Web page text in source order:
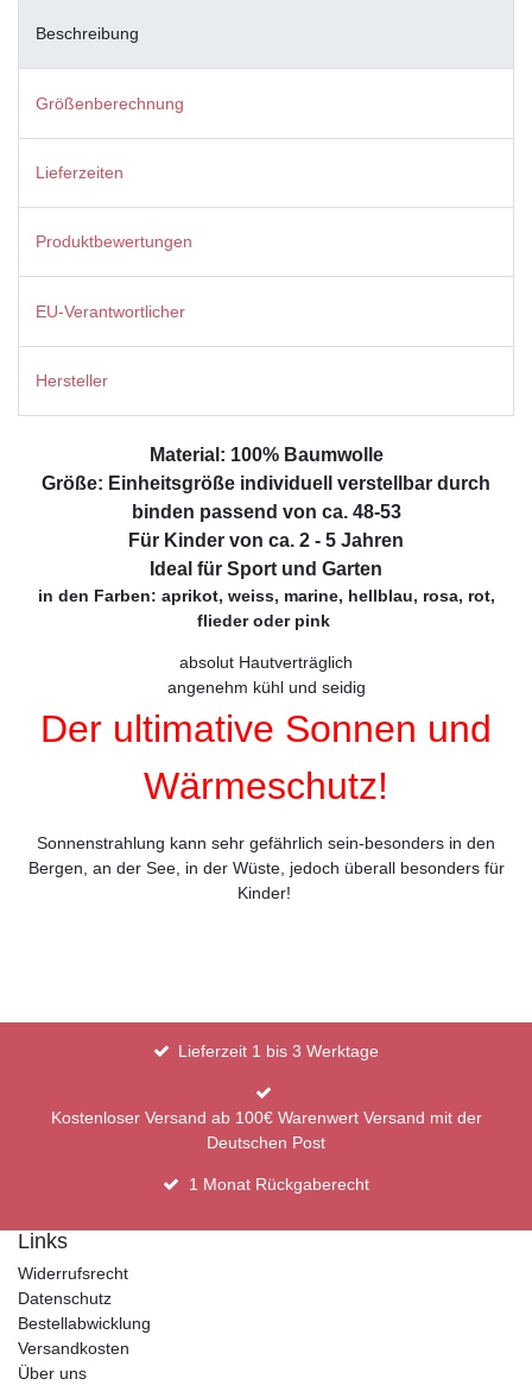
Beschreibung
Größenberechnung
Lieferzeiten
Produktbewertungen
EU-Verantwortlicher
Hersteller
Material: 100% Baumwolle
Größe: Einheitsgröße individuell verstellbar durch
binden passend von ca. 48-53
Für Kinder von ca. 2 - 5 Jahren
Ideal für Sport und Garten
in den Farben: aprikot, weiss, marine, hellblau, rosa, rot,
flieder oder pink
absolut Hautverträglich
angenehm kühl und seidig
Der ultimative Sonnen und
Wärmeschutz!
Sonnenstrahlung kann sehr gefährlich sein-besonders in den
Bergen, an der See, in der Wüste, jedoch überall besonders für
Kinder!
Lieferzeit 1 bis 3 Werktage
Kostenloser Versand ab 100€ Warenwert Versand mit der
Deutschen Post
1 Monat Rückgaberecht
Links
Widerrufsrecht
Datenschutz
Bestellabwicklung
Versandkosten
Über uns